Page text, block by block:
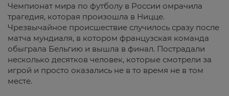
Чемпионат мира по футболу в России омрачила
трагедия, которая произошла в Ницце.
Чрезвычайное происшествие случилось сразу после
матча мундиаля, в котором французская команда
обыграла Бельгию и вышла в финал. Пострадали
несколько десятков человек, которые смотрели за
игрой и просто оказались не в то время не в том
месте.